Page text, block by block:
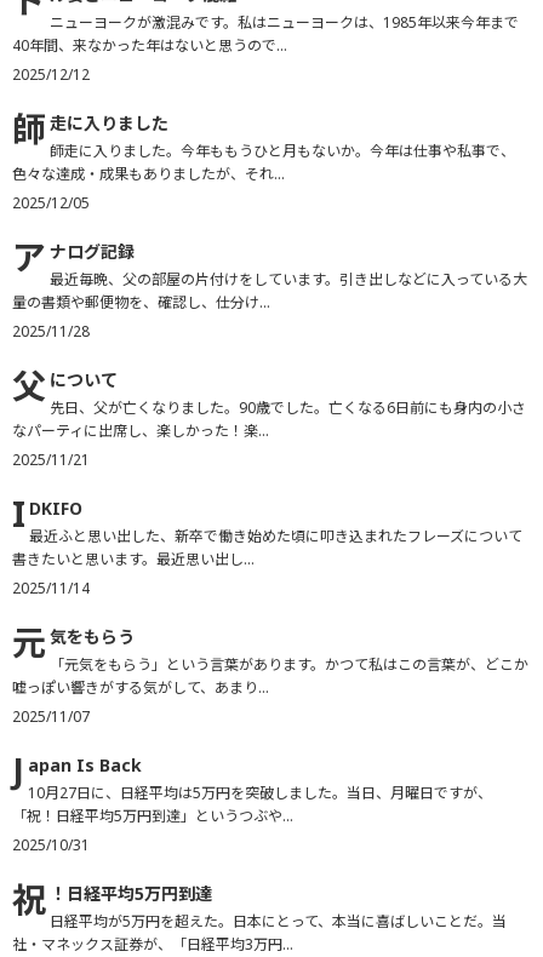
ニューヨークが激混みです。私はニューヨークは、1985年以来今年まで
40年間、来なかった年はないと思うので...
2025/12/12
師 走に入りました
師走に入りました。今年ももうひと月もないか。今年は仕事や私事で、
色々な達成・成果もありましたが、それ...
2025/12/05
ア ナログ記録
最近毎晩、父の部屋の片付けをしています。引き出しなどに入っている大
量の書類や郵便物を、確認し、仕分け...
2025/11/28
父 について
先日、父が亡くなりました。90歳でした。亡くなる6日前にも身内の小さ
なパーティに出席し、楽しかった！楽...
2025/11/21
I DKIFO
最近ふと思い出した、新卒で働き始めた頃に叩き込まれたフレーズについて
書きたいと思います。最近思い出し...
2025/11/14
元 気をもらう
「元気をもらう」という言葉があります。かつて私はこの言葉が、どこか
嘘っぽい響きがする気がして、あまり...
2025/11/07
J apan Is Back
10月27日に、日経平均は5万円を突破しました。当日、月曜日ですが、
「祝！日経平均5万円到達」というつぶや...
2025/10/31
祝 ！日経平均5万円到達
日経平均が5万円を超えた。日本にとって、本当に喜ばしいことだ。当
社・マネックス証券が、「日経平均3万円...